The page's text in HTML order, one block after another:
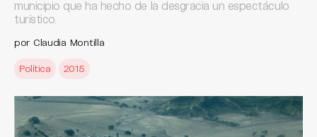
municipio que ha hecho de la desgracia un espectáculo
turístico.
por Claudia Montilla
Política 2015